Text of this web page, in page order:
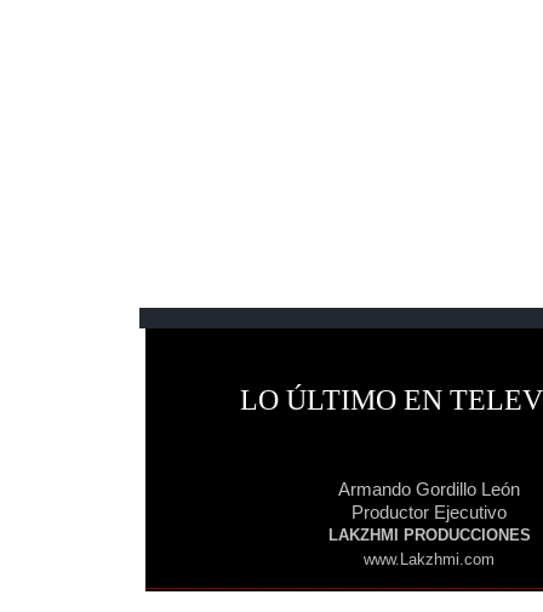
|
LO ÚLTIMO EN
Armando Gordillo León
Productor Ejecutivo
LAKZHMI PRODUCCIONES
www.Lakzhmi.com